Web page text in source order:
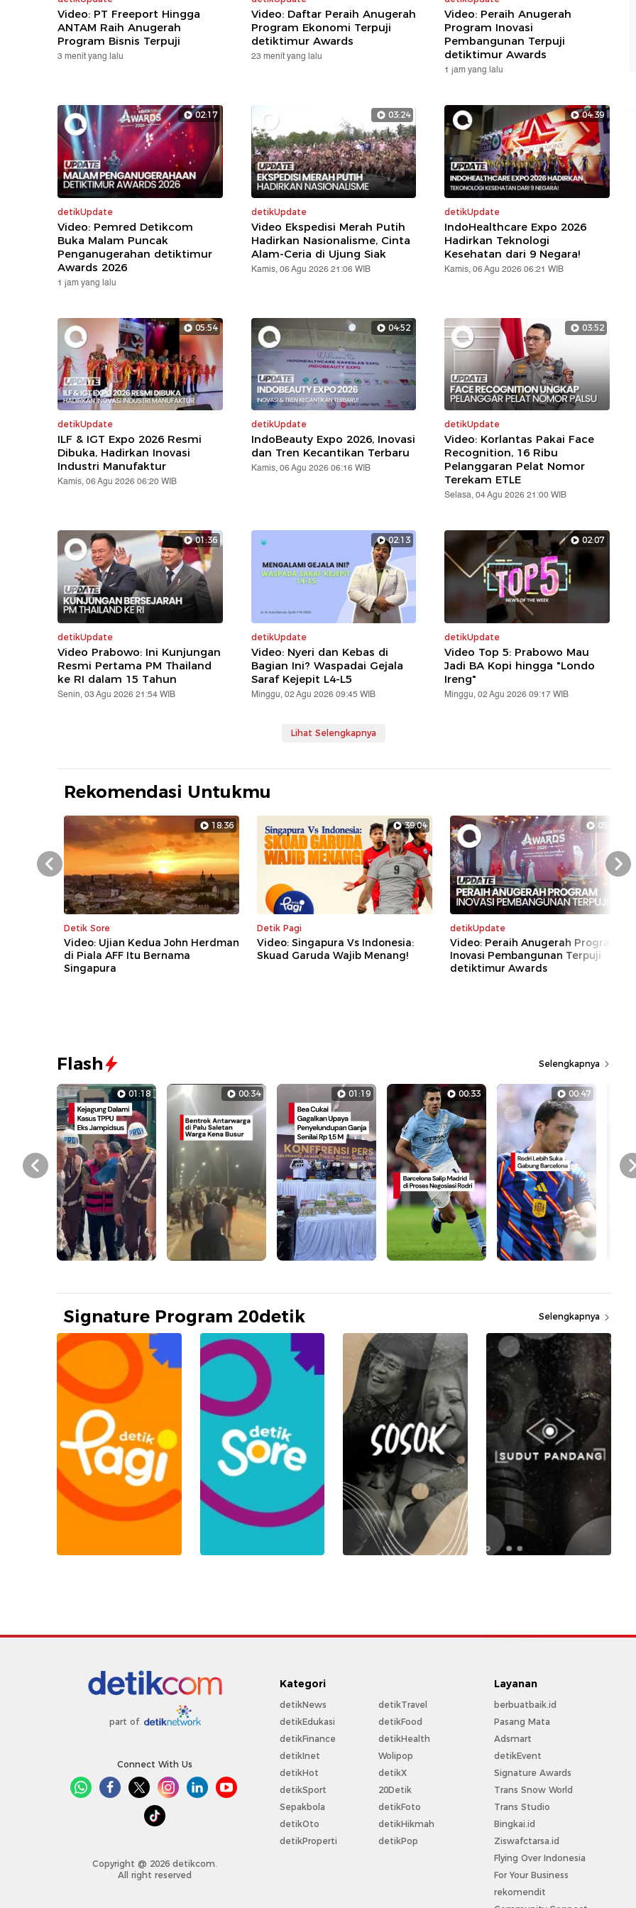
Video: PT Freeport Hingga
ANTAM Raih Anugerah
Program Bisnis Terpuji
3 menit yang lalu
Video: Daftar Peraih Anugerah
Program Ekonomi Terpuji
detiktimur Awards
23 menit yang lalu
Video: Peraih Anugerah
Program Inovasi
Pembangunan Terpuji
detiktimur Awards
1 jam yang lalu
02:17
detikUpdate
Video: Pemred Detikcom
Buka Malam Puncak
Penganugerahan detiktimur
Awards 2026
1 jam yang lalu
03:24
detikUpdate
Video Ekspedisi Merah Putih
Hadirkan Nasionalisme, Cinta
Alam-Ceria di Ujung Siak
Kamis, 06 Agu 2026 21:06 WIB
04:39
detikUpdate
IndoHealthcare Expo 2026
Hadirkan Teknologi
Kesehatan dari 9 Negara!
Kamis, 06 Agu 2026 06:21 WIB
05:54
detikUpdate
ILF & IGT Expo 2026 Resmi
Dibuka, Hadirkan Inovasi
Industri Manufaktur
Kamis, 06 Agu 2026 06:20 WIB
04:52
detikUpdate
IndoBeauty Expo 2026, Inovasi
dan Tren Kecantikan Terbaru
Kamis, 06 Agu 2026 06:16 WIB
03:52
detikUpdate
Video: Korlantas Pakai Face
Recognition, 16 Ribu
Pelanggaran Pelat Nomor
Terekam ETLE
Selasa, 04 Agu 2026 21:00 WIB
01:36
detikUpdate
Video Prabowo: Ini Kunjungan
Resmi Pertama PM Thailand
ke RI dalam 15 Tahun
Senin, 03 Agu 2026 21:54 WIB
02:13
detikUpdate
Video: Nyeri dan Kebas di
Bagian Ini? Waspadai Gejala
Saraf Kejepit L4-L5
Minggu, 02 Agu 2026 09:45 WIB
02:07
detikUpdate
Video Top 5: Prabowo Mau
Jadi BA Kopi hingga "Londo
Ireng"
Minggu, 02 Agu 2026 09:17 WIB
Lihat Selengkapnya
Rekomendasi Untukmu
18:36
Detik Sore
Video: Ujian Kedua John Herdman
di Piala AFF Itu Bernama
Singapura
39:04
Detik Pagi
Video: Singapura Vs Indonesia:
Skuad Garuda Wajib Menang!
05:29
detikUpdate
Video: Peraih Anugerah Program
Inovasi Pembangunan Terpuji
detiktimur Awards
Prev Next
Flash Selengkapnya
01:18 00:34 01:19 00:33 00:47
Prev
Signature Program 20detik Selengkapnya
part of
Connect With Us
Copyright @ 2026 detikcom.
All right reserved
Kategori
detikNews
detikEdukasi
detikFinance
detikInet
detikHot
detikSport
Sepakbola
detikOto
detikProperti
detikTravel
detikFood
detikHealth
Wolipop
detikX
20Detik
detikFoto
detikHikmah
detikPop
Layanan
berbuatbaik.id
Pasang Mata
Adsmart
detikEvent
Signature Awards
Trans Snow World
Trans Studio
Bingkai.id
Ziswafctarsa.id
Flying Over Indonesia
For Your Business
rekomendit